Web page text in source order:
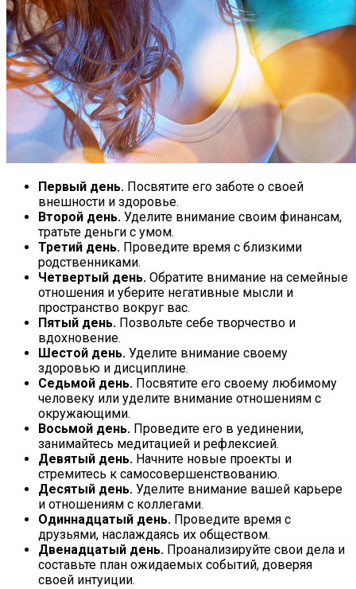
Первый день. Посвятите его заботе о своей
внешности и здоровье.
Второй день. Уделите внимание своим финансам,
тратьте деньги с умом.
Третий день. Проведите время с близкими
родственниками.
Четвертый день. Обратите внимание на семейные
отношения и уберите негативные мысли и
пространство вокруг вас.
Пятый день. Позвольте себе творчество и
вдохновение.
Шестой день. Уделите внимание своему
здоровью и дисциплине.
Седьмой день. Посвятите его своему любимому
человеку или уделите внимание отношениям с
окружающими.
Восьмой день. Проведите его в уединении,
занимайтесь медитацией и рефлексией.
Девятый день. Начните новые проекты и
стремитесь к самосовершенствованию.
Десятый день. Уделите внимание вашей карьере
и отношениям с коллегами.
Одиннадцатый день. Проведите время с
друзьями, наслаждаясь их обществом.
Двенадцатый день. Проанализируйте свои дела и
составьте план ожидаемых событий, доверяя
своей интуиции.